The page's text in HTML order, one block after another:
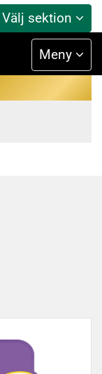
Välj sektion
Meny